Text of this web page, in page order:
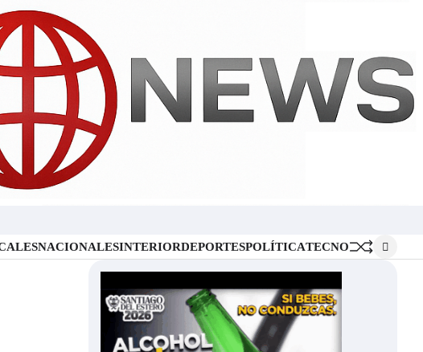
NACIONALESINTERIORDEPORTESPOLÍTICATECNO